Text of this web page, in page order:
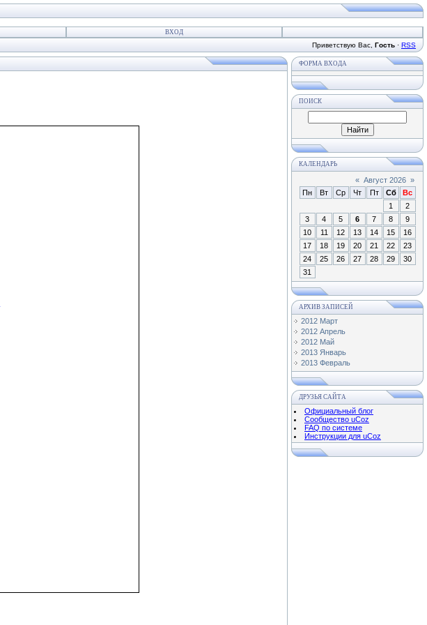
ВХОД
Приветствую Вас Гость · RSS
ФОРМА ВХОДА
ПОИСК
КАЛЕНДАРЬ
« Август 2026 »
Пн
Вт Ср Чт Пт Сб
Вс
1
2
3
4 5 6 7 8
9
10
11 12 13 14 15
16
17
18 19 20 21 22
23
24
25 26 27 28 29
30
31
АРХИВ ЗАПИСЕЙ
2012 Март
2012 Апрель
2012 Май
2013 Январь
2013 Февраль
ДРУЗЬЯ САЙТА
Официальный блог
Сообщество uCoz
FAQ по системе
Инструкции для uCoz